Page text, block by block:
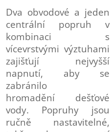
Dva obvodové a jeden
centrální popruh v
kombinaci s
vícevrstvými výztuhami
zajišťují nejvyšší
napnutí, aby se
zabránilo
hromadění
dešťové
vody. Popruhy jsou
ručně nastavitelné,